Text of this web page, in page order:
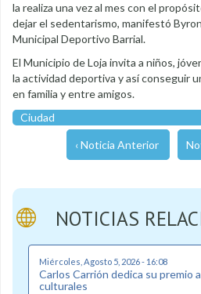
la realiza una vez al mes con el
dejar el sedentarismo, manifestó
Municipal Deportivo Barrial.
El Municipio de Loja invita a niños,
la actividad deportiva y así conseguir
en familia y entre amigos.
Ciudad
‹ Noticia Anterior
NOTICIAS
Miércoles, Agosto 5, 2026 - 16:08
Carlos Carrión dedica su premio
culturales